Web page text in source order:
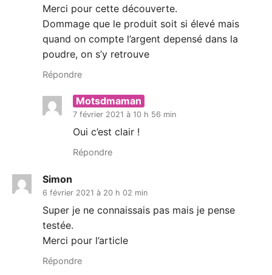
Merci pour cette découverte.
Dommage que le produit soit si élevé mais
quand on compte l’argent depensé dans la
poudre, on s’y retrouve
Répondre
Motsdmaman
7 février 2021 à 10 h 56 min
Oui c’est clair !
Répondre
Simon
6 février 2021 à 20 h 02 min
Super je ne connaissais pas mais je pense
testée.
Merci pour l’article
Répondre